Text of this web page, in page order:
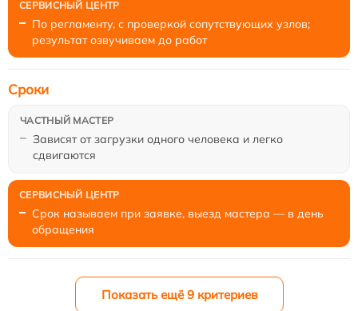
По регламенту, с проверкой сопутствующих узлов;
результат озвучиваем до работ
Зависят от загрузки одного человека и легко
сдвигаются
Сроки
Срок называем при заявке, выезд мастера — в день
обращения
Показать ещё 9 критериев